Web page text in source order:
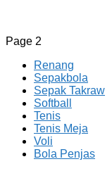
CV JAYA BERSAMA
Menyediakan
Page 2
Renang
Sepakbola
Sepak Takraw
Softball
Tenis
Tenis Meja
Voli
Bola Penjas